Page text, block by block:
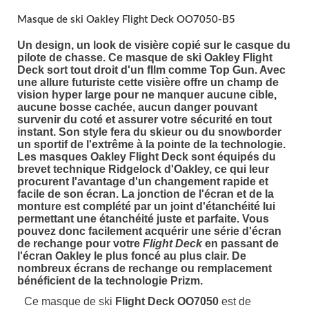
Masque de ski Oakley Flight Deck OO7050-B5
Un design, un look de visière copié sur le casque du
pilote de chasse. Ce masque de ski Oakley Flight
Deck sort tout droit d'un fIlm comme Top Gun. Avec
une allure futuriste cette visière offre un champ de
vision hyper large pour ne manquer aucune cible,
aucune bosse cachée, aucun danger pouvant
survenir du coté et assurer votre sécurité en tout
instant. Son style fera du skieur ou du snowborder
un sportif de l'extrême à la pointe de la technologie.
Les masques Oakley Flight Deck sont équipés du
brevet technique Ridgelock d'Oakley, ce qui leur
procurent l'avantage d'un changement rapide et
facile de son écran. La jonction de l'écran et de la
monture est complété par un joint d'étanchéité lui
permettant une étanchéité juste et parfaite. Vous
pouvez donc facilement acquérir une série d'écran
de rechange pour votre Flight Decken passant de
l'écran Oakley le plus foncé au plus clair. De
nombreux écrans de rechange ou remplacement
bénéficient de la technologie Prizm.
Ce masque de ski Flight Deck OO7050est de